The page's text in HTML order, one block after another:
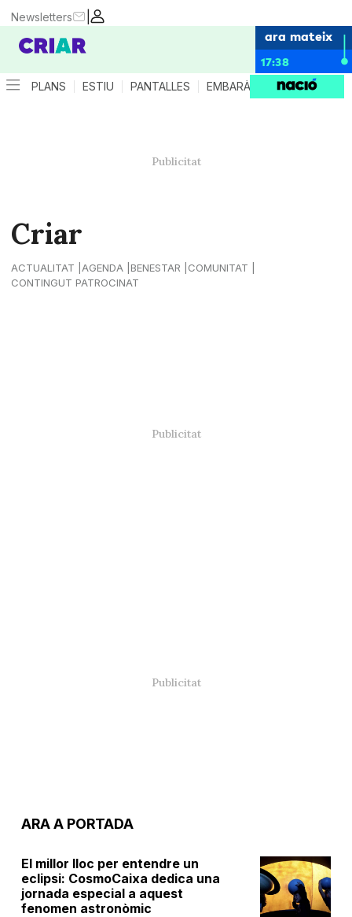
|
Newsletters
ara mateix
17:38
PLANS ESTIU PANTALLES EMBARÀS CRIANÇA
Criar
ACTUALITAT AGENDA BENESTAR
COMUNITAT
CONTINGUT PATROCINAT
ARA A PORTADA
El millor lloc per entendre un
eclipsi: CosmoCaixa dedica una
jornada especial a aquest
fenomen astronòmic